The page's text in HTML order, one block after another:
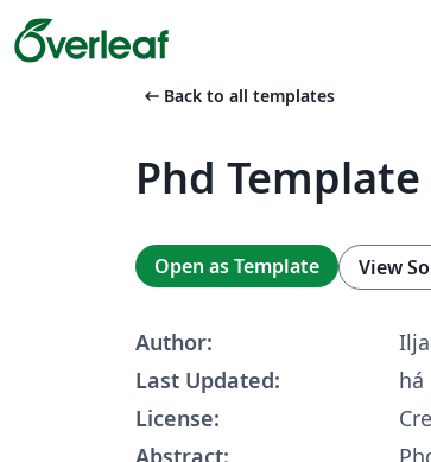
arrow_left_alt Back to all templates
Phd
Open as Template View
Author:
Last Updated:
há
License:
Abstract: